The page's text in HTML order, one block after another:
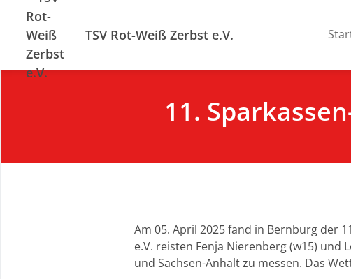
TSV Rot-Weiß Zerbst e.V.
11.
Am 05. April 2025 fand in Bernburg der
e.V. reisten Fenja Nierenberg (w15)
und Sachsen-Anhalt zu messen. Das